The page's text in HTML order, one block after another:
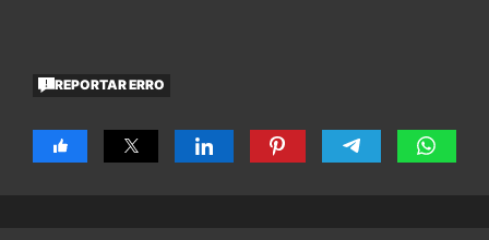
REPORTAR ERRO